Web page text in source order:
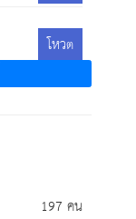
โหวต
197 คน